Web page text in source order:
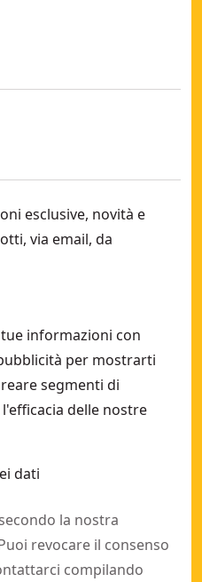
profonda con divisorio
2.0 DXL.
in ABS, compatibile con
1
esclusive, novità e
via email, da
informazioni con
per mostrarti
segmenti di
delle nostre
dati
la nostra
revocare il consenso
compilando